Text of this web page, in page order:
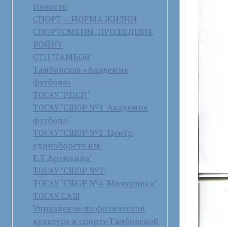
Новости
СПОРТ — НОРМА ЖИЗНИ
СПОРТСМЕНЫ, ПРОШЕДШИЕ
ВОЙНУ
СТЦ "ТАМБОВ"
Тамбовская «Академия
футбола»
ТОГАУ "РЦСП"
ТОГАУ "СШОР №1 "Академия
футбола"
ТОГАУ "СШОР №2 "Центр
единоборств им.
Е.Т.Артюхина"
ТОГАУ "СШОР №3"
ТОГАУ "СШОР №4 "Мичуринск"
ТОГАУ САШ
Управление по физической
культуре и спорту Тамбовской